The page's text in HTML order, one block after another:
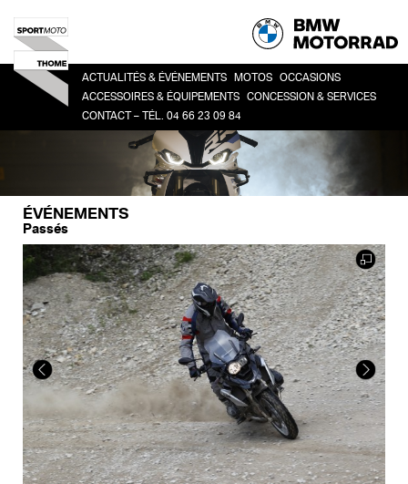
ACTUALITÉS & ÉVÉNEMENTS MOTOS
SPORT
ADVENTURE
OCCASIONS
ACCESSOIRES & ÉQUIPEMENTS
ACCESSOIRES
ÉQUIPEMENT DU PILOTE
CONCESSION & SERVICES
LA CONCESSION
DEMANDE DE RDV ATELIER
CONTACT – TÉL. 04 66 23 09 84
ÉVÉNEMENTS
Passés